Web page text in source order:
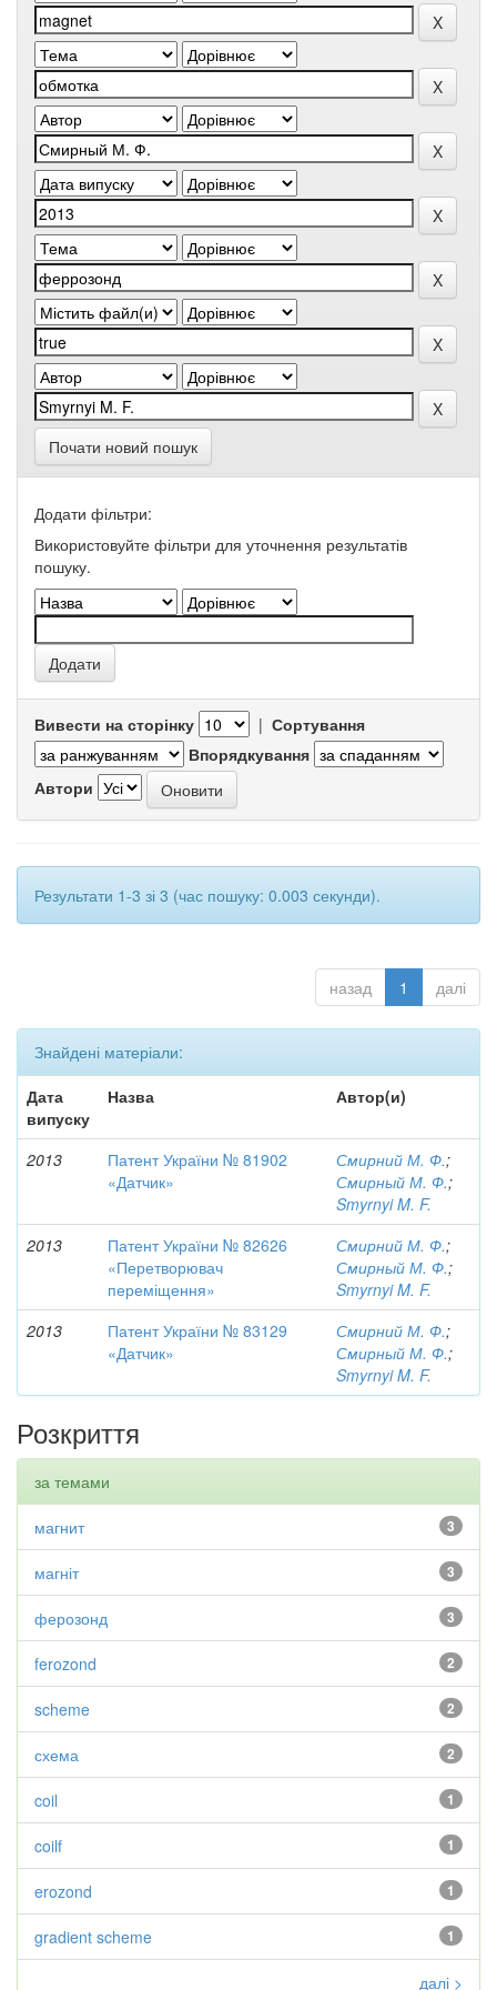
Почати новий пошук
Додати фільтри:
Використовуйте фільтри для уточнення результатів
пошуку.
Вивести на сторінку | Сортування
Впорядкування
Автори
Результати 1-3 зі 3 (час пошуку: 0.003 секунди).
назад 1 далі
Знайдені матеріали:
Дата
випуску
Назва Автор(и)
2013
Патент України № 81902
«Датчик»
Смирний М. Ф.;
Смирный М. Ф.;
Smyrnyi M. F.
2013
Патент України № 82626
«Перетворювач
переміщення»
Смирний М. Ф.;
Смирный М. Ф.;
Smyrnyi M. F.
2013
Патент України № 83129
«Датчик»
Смирний М. Ф.;
Смирный М. Ф.;
Smyrnyi M. F.
Розкриття
за темами
3
магнит
3
магніт
3
ферозонд
2
ferozond
2
scheme
2
схема
1
coil
1
coilf
1
erozond
1
gradient scheme
далі >